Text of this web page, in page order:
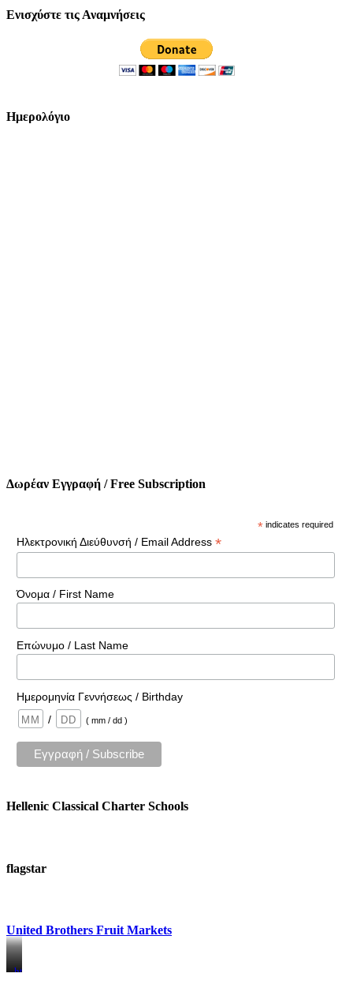
Ενισχύστε τις Αναμνήσεις
Ημερολόγιο
Δωρέαν Εγγραφή / Free Subscription
* indicates required
Ηλεκτρονική Διεύθυνσή / Email Address *
Όνομα / First Name
Επώνυμο / Last Name
Ημερομηνία Γεννήσεως / Birthday
/
( mm / dd )
Hellenic Classical Charter Schools
flagstar
United Brothers Fruit Markets
https://www.unitedbrothersfruitmarkets.com/
https://www.unitedbrothersfruitmarkets.com/